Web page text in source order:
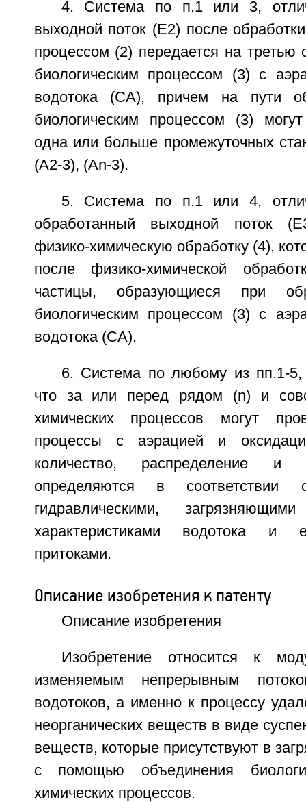
4. Система по п.1 или 3,
выходной поток (Е2) после
процессом (2) передается на третью
биологическим процессом (3) с
водотока (СА), причем на пути
биологическим процессом (3)
одна или больше промежуточных
(A2-3), (Аn-3).
5. Система по п.1 или 4,
обработанный выходной поток
физико-химическую обработку (4),
после физико-химической
частицы, образующиеся при
биологическим процессом (3) с
водотока (СА).
6. Система по любому из пп.1-
что за или перед рядом (n) и
химических процессов могут
процессы с аэрацией и
количество, распределение и
определяются в
гидравлическими,
характеристиками водотока и
притоками.
Описание изобретения к патенту
Описание изобретения
Изобретение относится к
изменяемым непрерывным
водотоков, а именно к процессу
неорганических веществ в виде
веществ, которые присутствуют в
с помощью объединения
химических процессов.